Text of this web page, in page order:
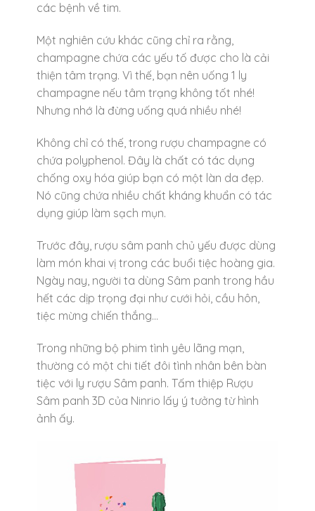
các bệnh về tim.
Một nghiên cứu khác cũng chỉ ra rằng,
champagne chứa các yếu tố được cho là cải
thiện tâm trạng. Vì thế, bạn nên uống 1 ly
champagne nếu tâm trạng không tốt nhé!
Nhưng nhớ là đừng uống quá nhiều nhé!
Không chỉ có thế, trong rượu champagne có
chứa polyphenol. Đây là chất có tác dụng
chống oxy hóa giúp bạn có một làn da đẹp.
Nó cũng chứa nhiều chất kháng khuẩn có tác
dụng giúp làm sạch mụn.
Trước đây, rượu sâm panh chủ yếu được dùng
làm món khai vị trong các buổi tiệc hoàng gia.
Ngày nay, người ta dùng Sâm panh trong hầu
hết các dịp trọng đại như cưới hỏi, cầu hôn,
tiệc mừng chiến thắng…
Trong những bộ phim tình yêu lãng mạn,
thường có một chi tiết đôi tình nhân bên bàn
tiệc với ly rượu Sâm panh. Tấm thiệp Rượu
Sâm panh 3D của Ninrio lấy ý tưởng từ hình
ảnh ấy.